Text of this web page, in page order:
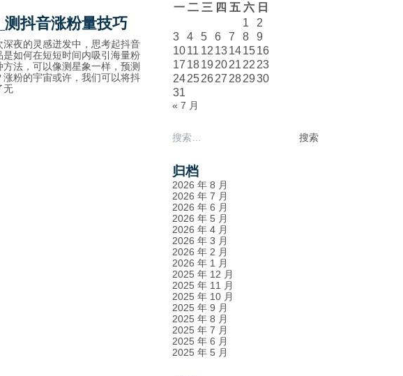
抖音涨粉量技巧
夜的灵感迸发中，思考起抖音
是如何在短短时间内吸引海量粉
法，可以像测星象一样，预测
粉的宇宙或许，我们可以将抖
无
一 二 三 四 五 六 日
1
2
3
4 5 6 7 8
9
1011 12 13141516
17 1819 2021 22 23
24252627 282930
31
« 7 月
搜
归档
2026 年 8 月
2026 年 7 月
2026 年 6 月
2026 年 5 月
2026 年 4 月
2026 年 3 月
2026 年 2 月
2026 年 1 月
2025 年 12 月
2025 年 11 月
2025 年 10 月
2025 年 9 月
2025 年 8 月
2025 年 7 月
2025 年 6 月
2025 年 5 月